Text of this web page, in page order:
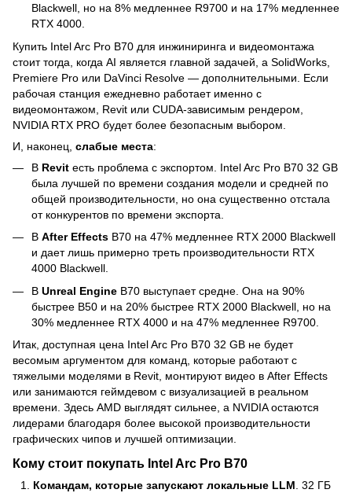
Blackwell, но на 8% медленнее R9700 и на 17% медленнее
RTX 4000.
Купить Intel Arc Pro B70 для инжиниринга и видеомонтажа
стоит тогда, когда AI является главной задачей, а SolidWorks,
Premiere Pro или DaVinci Resolve — дополнительными. Если
рабочая станция ежедневно работает именно с
видеомонтажом, Revit или CUDA-зависимым рендером,
NVIDIA RTX PRO будет более безопасным выбором.
И, наконец, слабые места:
В Revit есть проблема с экспортом. Intel Arc Pro B70 32 GB
была лучшей по времени создания модели и средней по
общей производительности, но она существенно отстала
от конкурентов по времени экспорта.
В After Effects B70 на 47% медленнее RTX 2000 Blackwell
и дает лишь примерно треть производительности RTX
4000 Blackwell.
В Unreal Engine B70 выступает средне. Она на 90%
быстрее B50 и на 20% быстрее RTX 2000 Blackwell, но на
30% медленнее RTX 4000 и на 47% медленнее R9700.
Итак, доступная цена Intel Arc Pro B70 32 GB не будет
весомым аргументом для команд, которые работают с
тяжелыми моделями в Revit, монтируют видео в After Effects
или занимаются геймдевом с визуализацией в реальном
времени. Здесь AMD выглядят сильнее, а NVIDIA остаются
лидерами благодаря более высокой производительности
графических чипов и лучшей оптимизации.
Кому стоит покупать Intel Arc Pro B70
Командам, которые запускают локальные LLM . 32 ГБ